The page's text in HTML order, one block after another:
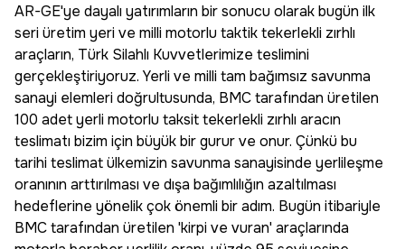
AR-GE'ye dayalı yatırımların bir sonucu olarak bugün ilk
seri üretim yeri ve milli motorlu taktik tekerlekli zırhlı
araçların, Türk Silahlı Kuvvetlerimize teslimini
gerçekleştiriyoruz. Yerli ve milli tam bağımsız savunma
sanayi elemleri doğrultusunda, BMC tarafından üretilen
100 adet yerli motorlu taksit tekerlekli zırhlı aracın
teslimatı bizim için büyük bir gurur ve onur. Çünkü bu
tarihi teslimat ülkemizin savunma sanayisinde yerlileşme
oranının arttırılması ve dışa bağımlılığın azaltılması
hedeflerine yönelik çok önemli bir adım. Bugün itibariyle
BMC tarafından üretilen 'kirpi ve vuran' araçlarında